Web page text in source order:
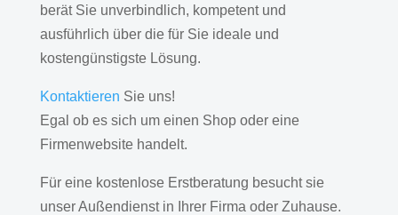
berät Sie unverbindlich, kompetent und
ausführlich über die für Sie ideale und
kostengünstigste Lösung.
Kontaktieren Sie uns!
Egal ob es sich um einen Shop oder eine
Firmenwebsite handelt.
Für eine kostenlose Erstberatung besucht sie
unser Außendienst in Ihrer Firma oder Zuhause.